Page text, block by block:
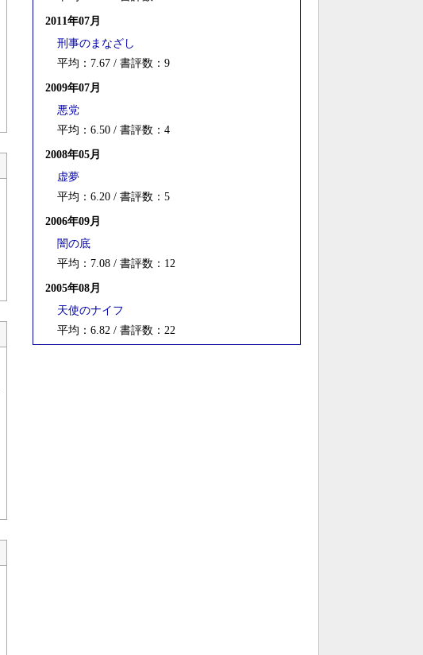
2011年07月
刑事のまなざし
平均：7.67 / 書評数：9
2009年07月
悪党
平均：6.50 / 書評数：4
2008年05月
虚夢
平均：6.20 / 書評数：5
2006年09月
闇の底
平均：7.08 / 書評数：12
2005年08月
天使のナイフ
平均：6.82 / 書評数：22